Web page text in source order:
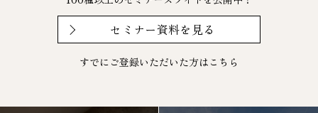
セミナー資料を見る
すでにご登録いただいた方は こちら